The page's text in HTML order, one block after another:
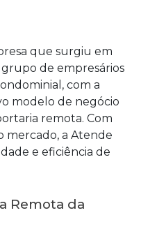
que surgiu em
de empresários
com a
modelo de negócio
remota. Com
mercado, a Atende
e eficiência de
Remota da